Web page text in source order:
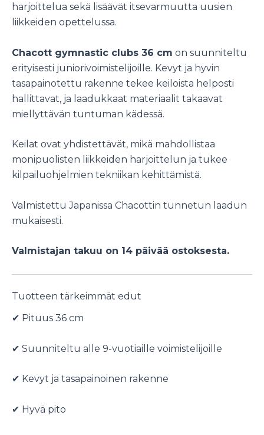
harjoittelua sekä lisäävät itsevarmuutta uusien
liikkeiden opettelussa.
Chacott gymnastic clubs 36 cm on suunniteltu
erityisesti juniorivoimistelijoille. Kevyt ja hyvin
tasapainotettu rakenne tekee keiloista helposti
hallittavat, ja laadukkaat materiaalit takaavat
miellyttävän tuntuman kädessä.
Keilat ovat yhdistettävät, mikä mahdollistaa
monipuolisten liikkeiden harjoittelun ja tukee
kilpailuohjelmien tekniikan kehittämistä.
Valmistettu Japanissa Chacottin tunnetun laadun
mukaisesti.
Valmistajan takuu on 14 päivää ostoksesta.
Tuotteen tärkeimmät edut
✔ Pituus 36 cm
✔ Suunniteltu alle 9-vuotiaille voimistelijoille
✔ Kevyt ja tasapainoinen rakenne
✔ Hyvä pito